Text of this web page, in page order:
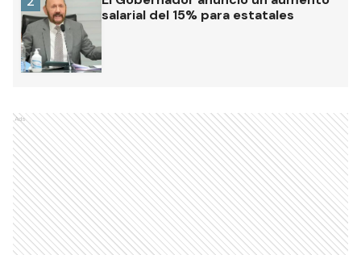
salarial del 15% para estatales
Ads